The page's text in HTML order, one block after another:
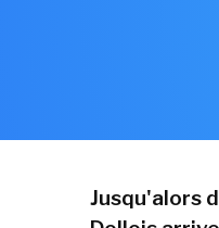
Jusqu'alors